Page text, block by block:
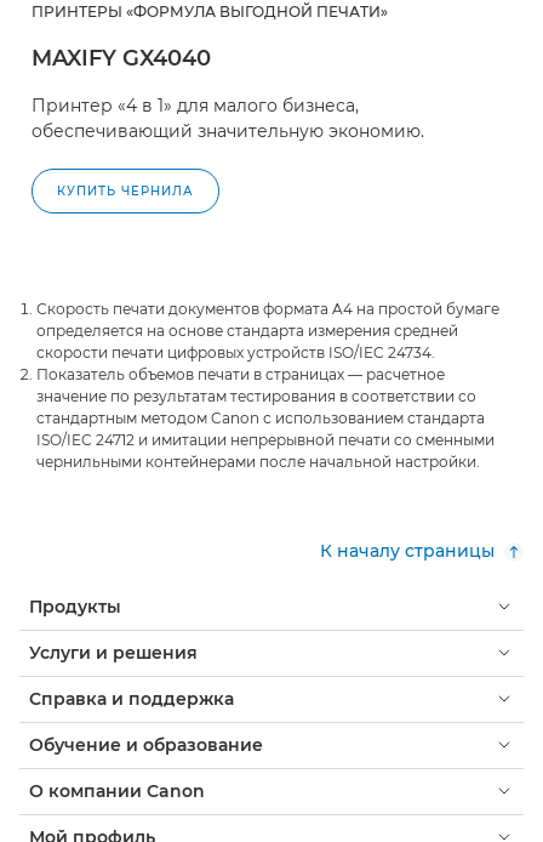
ПРИНТЕРЫ «ФОРМУЛА ВЫГОДНОЙ ПЕЧАТИ»
MAXIFY GX4040
Принтер «4 в 1» для малого бизнеса,
обеспечивающий значительную экономию.
КУПИТЬ ЧЕРНИЛА
Скорость печати документов формата A4 на простой бумаге
определяется на основе стандарта измерения средней
скорости печати цифровых устройств ISO/IEC 24734.
Показатель объемов печати в страницах — расчетное
значение по результатам тестирования в соответствии со
стандартным методом Canon с использованием стандарта
ISO/IEC 24712 и имитации непрерывной печати со сменными
чернильными контейнерами после начальной настройки.
К началу страницы
Продукты
Услуги и решения
Справка и поддержка
Обучение и образование
О компании Canon
Мой профиль